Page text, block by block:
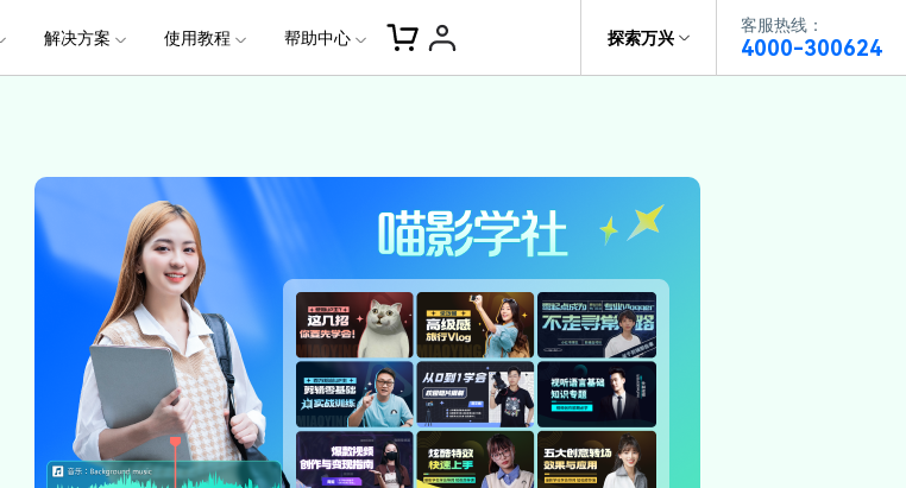
探索万兴
客服热线：
4000-300624
PDF
的全能PDF编辑神器
式在线PDF解决方案
万兴恢复专家
简单高效的数据管理软件
视频/照片修复一站式解决方案
关于万兴
新闻中心
加入我们
帮助中心
绘图 交通运输
金融&银行
关于万兴
社会责任 供应商合作
加入我们 帮助中心
客服热线：
4000-300624
视频
时间轴剪辑
钢笔工具 NEW
平面追踪
音频
智能初剪
高光卡点
音频闪避
音视频同步
文字路径动画
文字动画
花字与标题编辑
发现更多功能 >
资源特效
工程模板 HOT
视频滤镜
音频库
数据化模板 NEW
百万量内置素材 >
AI 文本转视频 NEW
AI 图生视频 NEW
AI 视频续写 NEW
AI 音色克隆
AI 生成音效
文字转语音
AI 音乐生成
AI 写文案
动感字幕
免费下载
解决方案
快速打造高级大气的党政宣传片
教育培训
轻松制作有颜有料的知识教程
新闻传媒
一键输出专业精良的资讯报道
电商运营
批量生产高转化率的带货营销视频
自媒体创作
万兴喵影鸿蒙版首发
使用教程
节日庆典
婚礼视频
广告宣传
Vlog剪辑
日常视频
生活Vlog
视频教程|入门必看 Bilibili
玩转特效大片
喵影学社|0基础实战 限免
提供人门到精通的全方位视频剪辑
课程满足各类场景的创作需求
帮助中心
GPU信息
v 1
版本日志
了解最新迭代信息，体验最新功能
AI 积分说明
了解AI 积分消耗规则
授权说明
万兴素材
免费下载